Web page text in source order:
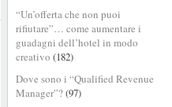
“Un’offerta che non puoi
rifiutare”… come aumentare i
guadagni dell’hotel in modo
creativo (182)
Dove sono i “Qualified Revenue
Manager”?(97)